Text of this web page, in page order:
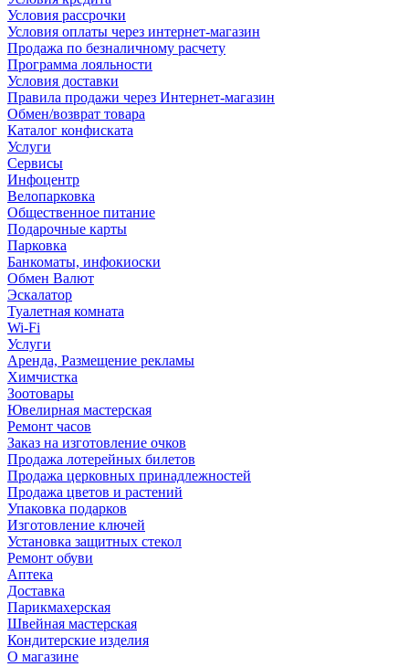
Условия рассрочки
Условия оплаты через интернет-магазин
Продажа по безналичному расчету
Программа лояльности
Условия доставки
Правила продажи через Интернет-магазин
Обмен/возврат товара
Каталог конфиската
Услуги
Сервисы
Инфоцентр
Велопарковка
Общественное питание
Подарочные карты
Парковка
Банкоматы, инфокиоски
Обмен Валют
Эскалатор
Туалетная комната
Wi-Fi
Услуги
Аренда, Размещение рекламы
Химчистка
Зоотовары
Ювелирная мастерская
Ремонт часов
Заказ на изготовление очков
Продажа лотерейных билетов
Продажа церковных принадлежностей
Продажа цветов и растений
Упаковка подарков
Изготовление ключей
Установка защитных стекол
Ремонт обуви
Аптека
Доставка
Парикмахерская
Швейная мастерская
Кондитерские изделия
О магазине